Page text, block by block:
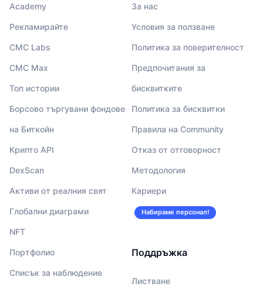
Academy
Рекламирайте
CMC Labs
CMC Max
Топ истории
Борсово търгувани фондове
на Биткойн
Крипто API
DexScan
Активи от реалния свят
Глобални диаграми
NFT
Портфолио
Списък за наблюдение
За нас
Условия за ползване
Политика за поверителност
Предпочитания за
бисквитките
Политика за бисквитки
Правила на Community
Отказ от отговорност
Методология
Кариери
Набираме персонал!
Поддръжка
Листване